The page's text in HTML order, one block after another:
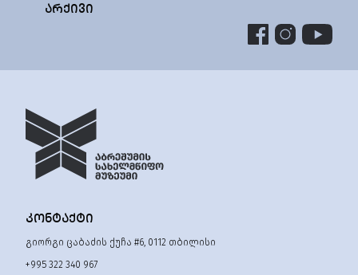
ᲐᲠᲥᲘᲕᲘ
ᲙᲝᲜᲢᲐᲥᲢᲘ
გიორგი ცაბაძის ქუჩა #6, 0112 თბილისი
+995 322 340 967